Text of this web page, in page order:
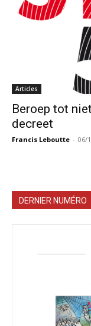
Articles
Beroep tot
decreet
Francis Leboutte - 06/
DERNIER NUMÉRO